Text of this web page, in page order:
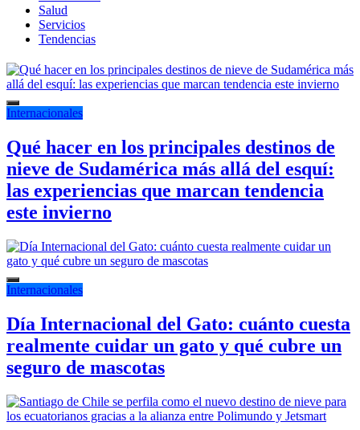
Salud
Servicios
Tendencias
Internacionales
Qué hacer en los principales destinos de
nieve de Sudamérica más allá del esquí:
las experiencias que marcan tendencia
este invierno
Internacionales
Día Internacional del Gato: cuánto cuesta
realmente cuidar un gato y qué cubre un
seguro de mascotas